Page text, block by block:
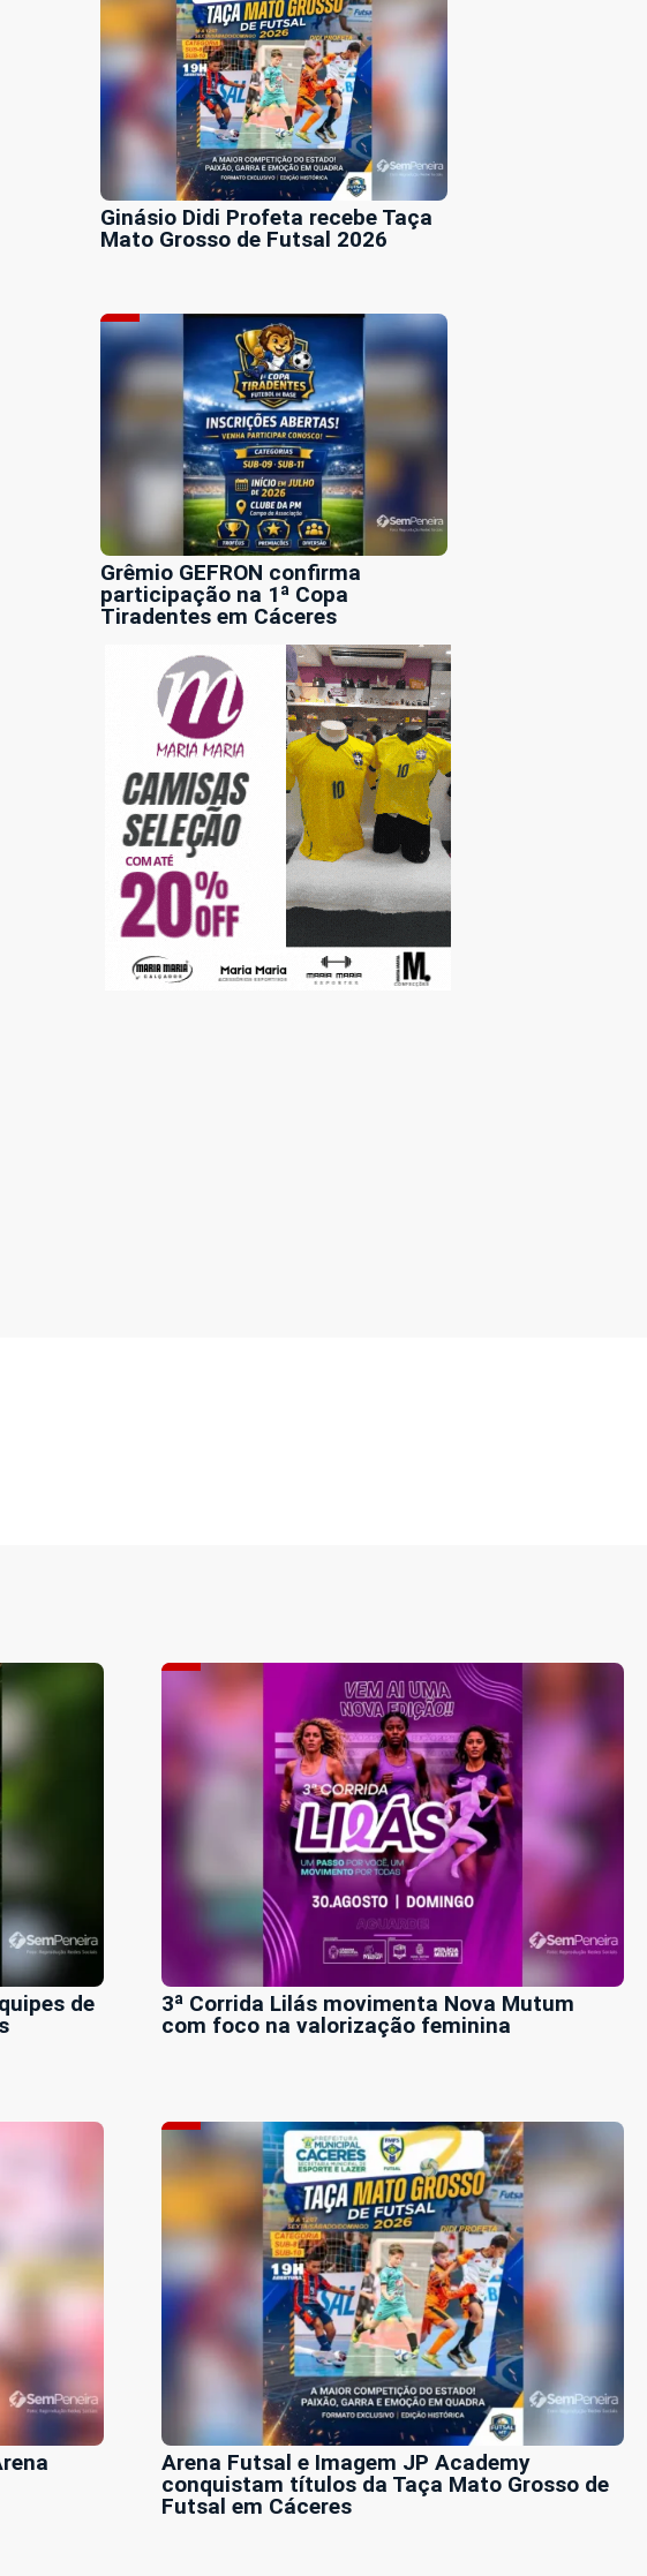
Ginásio Didi Profeta recebe Taça
Mato Grosso de Futsal 2026
Grêmio GEFRON confirma
participação na 1ª Copa
Tiradentes em Cáceres
de
3ª Corrida Lilás movimenta Nova Mutum
com foco na valorização feminina
Arena Futsal e Imagem JP Academy
conquistam títulos da Taça Mato Grosso de
Futsal em Cáceres